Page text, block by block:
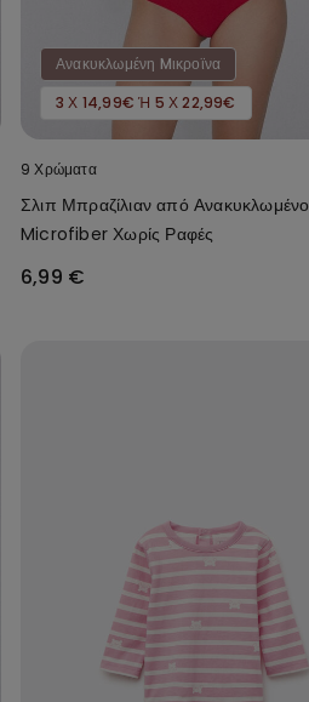
Ανακυκλωμένη Mικροϊνα
3 Χ 14,99€ Ή 5 Χ 22,99€
9 Χρώματα
Σλιπ Μπραζίλιαν από Ανακυκλωμένο
Microfiber Χωρίς Ραφές
6,99 €